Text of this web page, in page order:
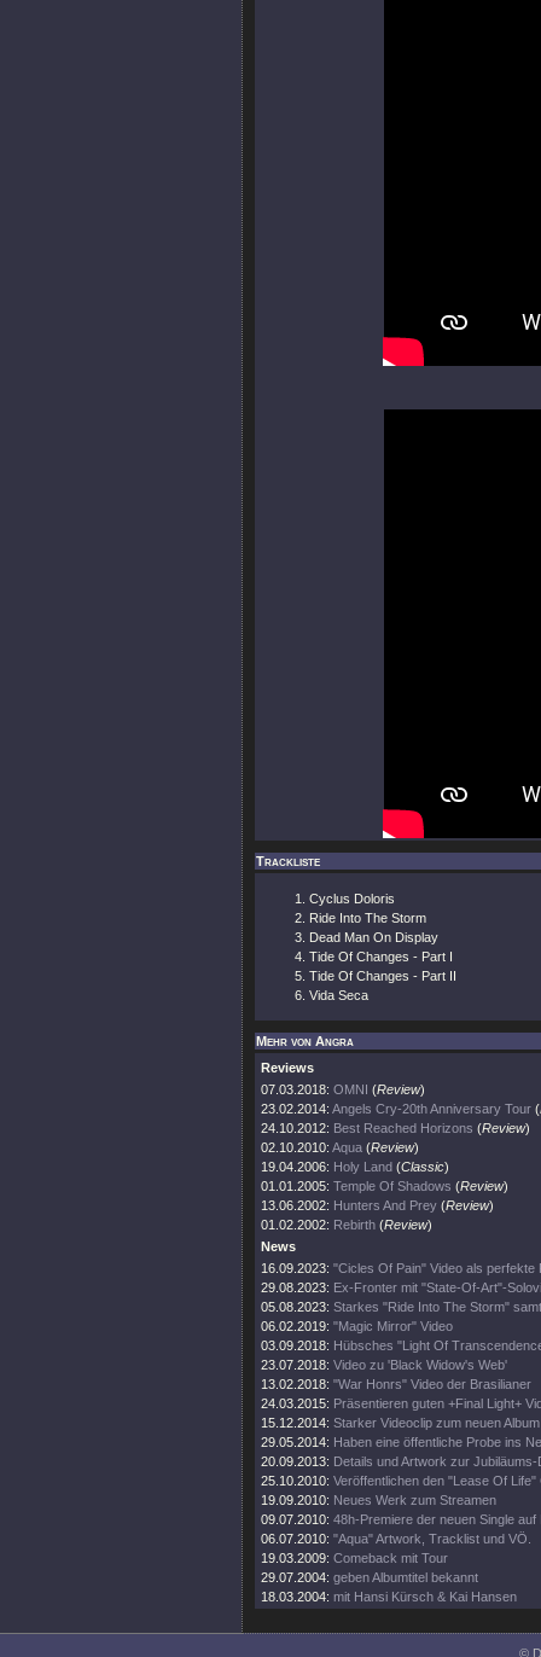
Trackliste
Cyclus Doloris
Ride Into The Storm
Dead Man On Display
Tide Of Changes - Part I
Tide Of Changes - Part II
Vida Seca
Mehr von Angra
Reviews
07.03.2018: OMNI (Review)
23.02.2014: Angels Cry-20th Anniversary Tour (
24.10.2012: Best Reached Horizons (Review)
02.10.2010: Aqua (Review)
19.04.2006: Holy Land (Classic)
01.01.2005: Temple Of Shadows (Review)
13.06.2002: Hunters And Prey (Review)
01.02.2002: Rebirth (Review)
News
16.09.2023: "Cicles Of Pain" Video als perfekte
29.08.2023: Ex-Fronter mit "State-Of-Art"-
05.08.2023: Starkes "Ride Into The Storm"
06.02.2019: "Magic Mirror" Video
03.09.2018: Hübsches "Light Of
23.07.2018: Video zu 'Black Widow's Web'
13.02.2018: "War Honrs" Video der Brasilianer
24.03.2015: Präsentieren guten +Final Light+
15.12.2014: Starker Videoclip zum neuen
29.05.2014: Haben eine öffentliche Probe ins
20.09.2013: Details und Artwork zur Jubiläums-
25.10.2010: Veröffentlichen den "Lease Of Life"
19.09.2010: Neues Werk zum Streamen
09.07.2010: 48h-Premiere der neuen Single
06.07.2010: "Aqua" Artwork, Tracklist und VÖ.
19.03.2009: Comeback mit Tour
29.07.2004: geben Albumtitel bekannt
18.03.2004: mit Hansi Kürsch & Kai Hansen
©